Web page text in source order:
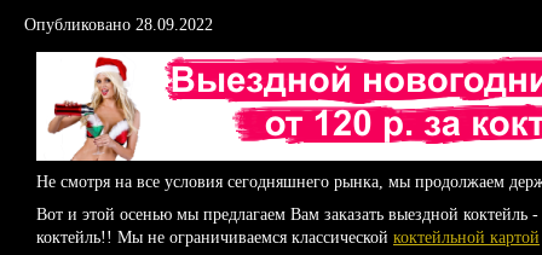
Опубликовано 28.09.2022
Не смотря на все условия сегодняшнего рынка, мы продолжаем
Вот и этой осенью мы предлагаем Вам заказать выездной
коктейль!! Мы не ограничиваемся классической коктейльной картой